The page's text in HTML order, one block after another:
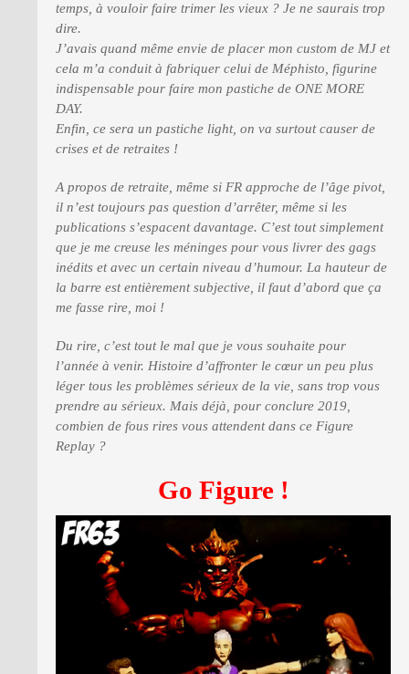
temps, à vouloir faire trimer les vieux ? Je ne saurais trop
dire.
J’avais quand même envie de placer mon custom de MJ et
cela m’a conduit à fabriquer celui de Méphisto, figurine
indispensable pour faire mon pastiche de ONE MORE
DAY.
Enfin, ce sera un pastiche light, on va surtout causer de
crises et de retraites !
A propos de retraite, même si FR approche de l’âge pivot,
il n’est toujours pas question d’arrêter, même si les
publications s’espacent davantage. C’est tout simplement
que je me creuse les méninges pour vous livrer des gags
inédits et avec un certain niveau d’humour. La hauteur de
la barre est entièrement subjective, il faut d’abord que ça
me fasse rire, moi !
Du rire, c’est tout le mal que je vous souhaite pour
l’année à venir. Histoire d’affronter le cœur un peu plus
léger tous les problèmes sérieux de la vie, sans trop vous
prendre au sérieux. Mais déjà, pour conclure 2019,
combien de fous rires vous attendent dans ce Figure
Replay ?
Go Figure !